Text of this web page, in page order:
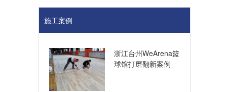
施工案例
浙江台州WeArena篮
球馆打磨翻新案例